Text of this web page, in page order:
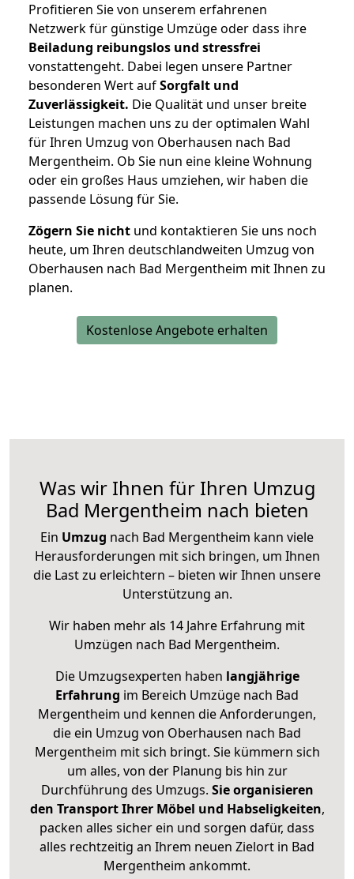
Profitieren Sie von unserem erfahrenen
Netzwerk für günstige Umzüge oder dass ihre
Beiladung reibungslos und stressfrei
vonstattengeht. Dabei legen unsere Partner
besonderen Wert aufSorgfalt und
Zuverlässigkeit. Die Qualität und unser breite
Leistungen machen uns zu der optimalen Wahl
für Ihren Umzug von Oberhausen nach Bad
Mergentheim. Ob Sie nun eine kleine Wohnung
oder ein großes Haus umziehen, wir haben die
passende Lösung für Sie.
Zögern Sie nicht und kontaktieren Sie uns noch
heute, um Ihren deutschlandweiten Umzug von
Oberhausen nach Bad Mergentheim mit Ihnen zu
planen.
Kostenlose Angebote erhalten
Was wir Ihnen für Ihren Umzug
Bad Mergentheim nach bieten
Ein Umzug nach Bad Mergentheim kann viele
Herausforderungen mit sich bringen, um Ihnen
die Last zu erleichtern – bieten wir Ihnen unsere
Unterstützung an.
Wir haben mehr als 14 Jahre Erfahrung mit
Umzügen nach Bad Mergentheim.
Die Umzugsexperten haben langjährige
Erfahrung im Bereich Umzüge nach Bad
Mergentheim und kennen die Anforderungen,
die ein Umzug von Oberhausen nach Bad
Mergentheim mit sich bringt. Sie kümmern sich
um alles, von der Planung bis hin zur
Durchführung des Umzugs. Sie organisieren
den Transport Ihrer Möbel und Habseligkeiten,
packen alles sicher ein und sorgen dafür, dass
alles rechtzeitig an Ihrem neuen Zielort in Bad
Mergentheim ankommt.